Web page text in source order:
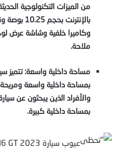
من الميزات التكنولوجية
بالإنترنت
وكاميرا خلفية وشاشة عرض
ملاحة.
بمساحة داخلية واسعة
والأفراد الذين يبحثون عن
بمساحة داخلية كبيرة.
عيوب سيارة Haval H6 GT 2023: